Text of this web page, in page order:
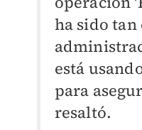
ha sido tan
está
para
resaltó.